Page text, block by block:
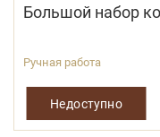
Большой набор
Ручная работа
Недоступно